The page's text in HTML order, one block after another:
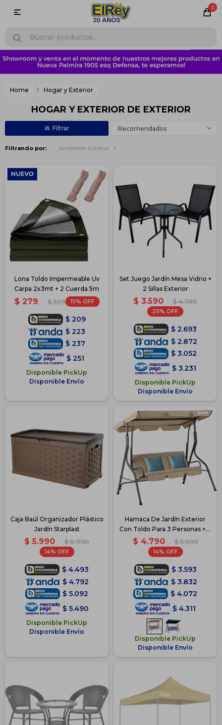
0

Home Hogar y Exterior
HOGAR Y EXTERIOR DE EXTERIOR
Recomendados
Filtrando por: Ambiente: Exterior
Lona Toldo Impermeable Uv
Carpa 2x3mt + 2 Cuerda 5m
$ 279 $ 329 15
$ 209
$ 223
$ 237
$ 251
Disponible PickUp
Disponible Envío
Set Juego Jardín Mesa Vidrio +
2 Sillas Exterior
$ 3.590 $ 4.790
25
$ 2.693
$ 2.872
$ 3.052
$ 3.231
Disponible PickUp
Disponible Envío
Caja Baúl Organizador Plástico
Jardín Starplast
$ 5.990 $ 6.990
14
$ 4.493
$ 4.792
$ 5.092
$ 5.490
Disponible PickUp
Disponible Envío
Hamaca De Jardín Exterior
Con Toldo Para 3 Personas + 2
Almohadones - Beige
$ 4.790 $ 5.590
14
$ 3.593
$ 3.832
$ 4.072
$ 4.311
Disponible PickUp
Disponible Envío